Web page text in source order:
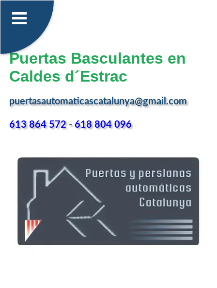
Puertas Basculantes en
Caldes d´Estrac
puertasautomaticascatalunya@gmail.com
613 864 572-618 804 096